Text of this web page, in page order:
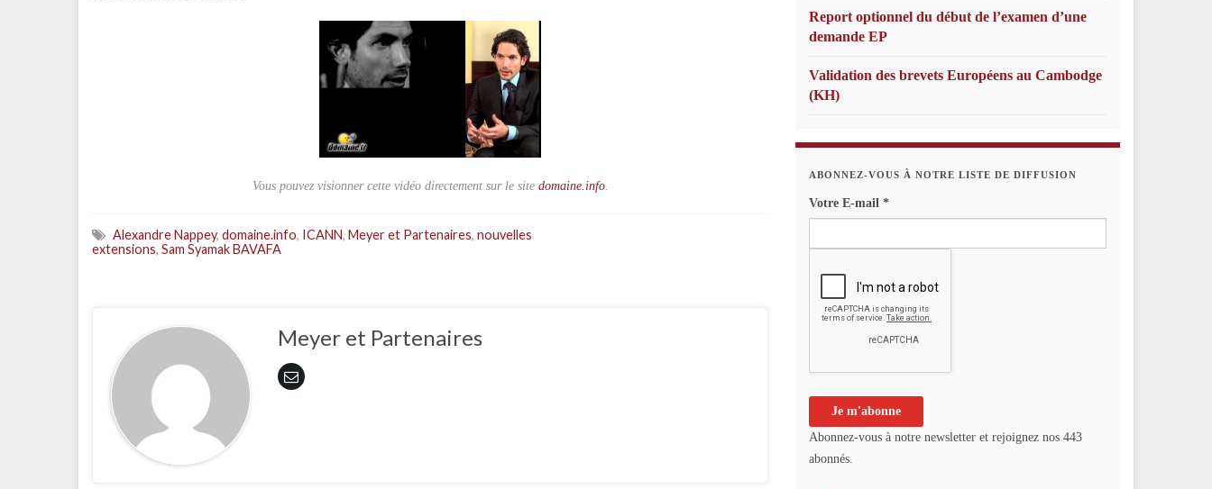
Vous pouvez visionner cette vidéo directement sur le site domaine.info.
Alexandre Nappey, domaine.info, ICANN, Meyer et Partenaires, nouvelles
extensions, Sam Syamak BAVAFA
Meyer et Partenaires
Report optionnel du début de l’examen d’une
demande EP
Validation des brevets Européens au Cambodge
(KH)
ABONNEZ-VOUS À NOTRE LISTE DE DIFFUSION
Votre E-mail *
Abonnez-vous à notre newsletter et rejoignez nos 443
abonnés.